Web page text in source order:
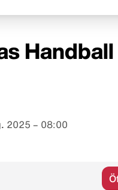
2025 – 08:00